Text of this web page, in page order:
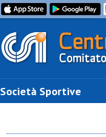
Società Sportive